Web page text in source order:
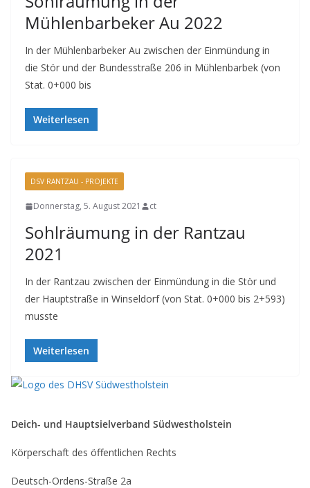
Mühlenbarbeker Au 2022
In der Mühlenbarbeker Au zwischen der Einmündung in
die Stör und der Bundesstraße 206 in Mühlenbarbek (von
Stat. 0+000 bis
Weiterlesen
DSV RANTZAU - PROJEKTE
Donnerstag, 5. August 2021 ct
Sohlräumung in der Rantzau
2021
In der Rantzau zwischen der Einmündung in die Stör und
der Hauptstraße in Winseldorf (von Stat. 0+000 bis 2+593)
musste
Weiterlesen
Deich- und Hauptsielverband Südwestholstein
Körperschaft des öffentlichen Rechts
Deutsch-Ordens-Straße 2a